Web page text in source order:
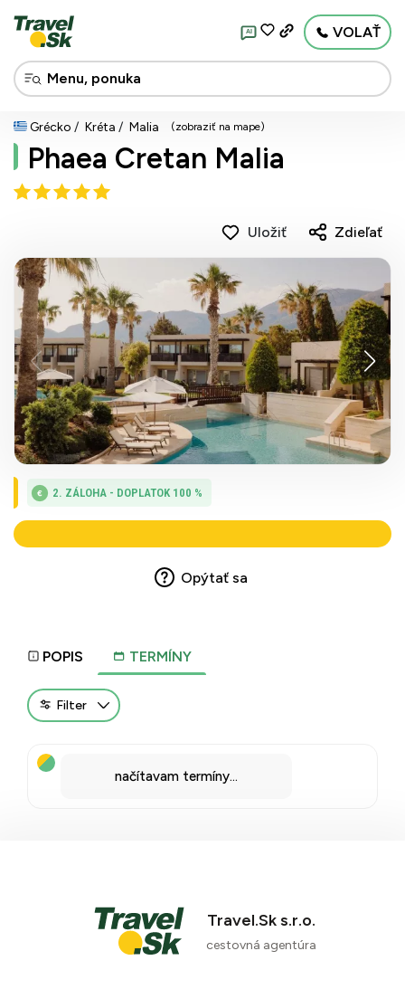
AI VOLAŤ
Grécko Kréta Malia (zobraziť na mape)
Phaea Cretan Malia
Uložiť Zdieľať
2. ZÁLOHA - DOPLATOK 100 %
POPIS TERMÍNY
Filter
načítavam termíny...
Opýtať sa
Travel.Sk s.r.o.
cestovná agentúra